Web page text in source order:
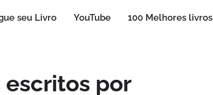
seu Livro YouTube 100 Melhores livros
escritos por